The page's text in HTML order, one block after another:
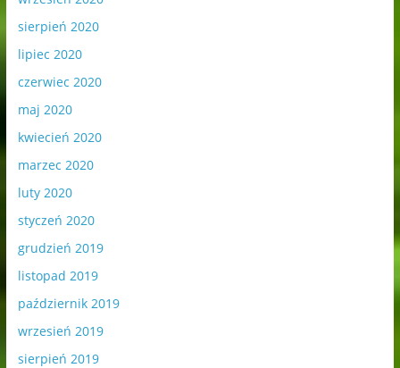
sierpień 2020
lipiec 2020
czerwiec 2020
maj 2020
kwiecień 2020
marzec 2020
luty 2020
styczeń 2020
grudzień 2019
listopad 2019
październik 2019
wrzesień 2019
sierpień 2019